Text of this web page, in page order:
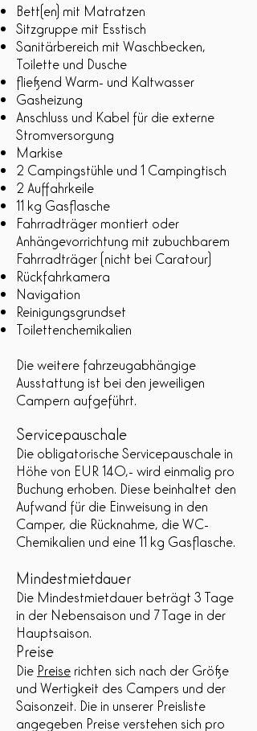
Bett(en) mit Matratzen
Sitzgruppe mit Esstisch
Sanitärbereich mit Waschbecken,
Toilette und Dusche
fließend Warm- und Kaltwasser
Gasheizung
Anschluss und Kabel für die externe
Stromversorgung
Markise
2 Campingstühle und 1 Campingtisch
2 Auffahrkeile
11 kg Gasflasche
Fahrradträger montiert oder
Anhängevorrichtung mit zubuchbarem
Fahrradträger (nicht bei Caratour)
Rückfahrkamera
Navigation
Reinigungsgrundset
Toilettenchemikalien
Die weitere fahrzeugabhängige
Ausstattung ist bei den jeweiligen
Campern aufgeführt.
Servicepauschale
Die obligatorische Servicepauschale in
Höhe von EUR 140,- wird einmalig pro
Buchung erhoben. Diese beinhaltet den
Aufwand für die Einweisung in den
Camper, die Rücknahme, die WC-
Chemikalien und eine 11 kg Gasflasche.
Mindestmietdauer
Die Mindestmietdauer beträgt 3 Tage
in der Nebensaison und 7 Tage in der
Hauptsaison.
Preise
Die Preise richten sich nach der Größe
und Wertigkeit des Campers und der
Saisonzeit. Die in unserer Preisliste
angegeben Preise verstehen sich pro